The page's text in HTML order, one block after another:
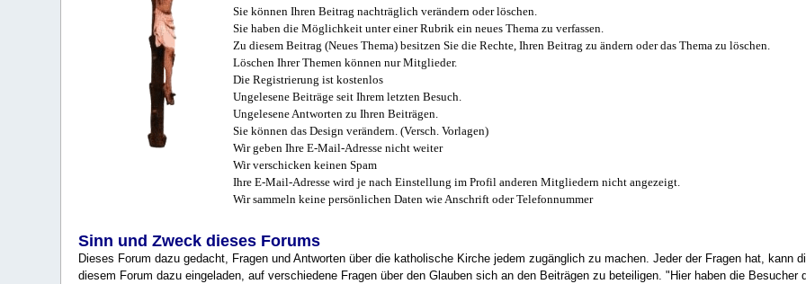
Sie können Ihren Beitrag nachträglich verändern oder löschen.
Sie haben die Möglichkeit unter einer Rubrik ein neues Thema zu verfassen.
Zu diesem Beitrag (Neues Thema) besitzen Sie die Rechte, Ihren Beitrag zu ändern oder das Thema zu löschen.
Löschen Ihrer Themen können nur Mitglieder.
Die Registrierung ist kostenlos
Ungelesene Beiträge seit Ihrem letzten Besuch.
Ungelesene Antworten zu Ihren Beiträgen.
Sie können das Design verändern. (Versch. Vorlagen)
Wir geben Ihre E-Mail-Adresse nicht weiter
Wir verschicken keinen Spam
Ihre E-Mail-Adresse wird je nach Einstellung im Profil anderen Mitgliedern nicht angezeigt.
Wir sammeln keine persönlichen Daten wie Anschrift oder Telefonnummer
Sinn und Zweck dieses Forums
Dieses Forum dazu gedacht, Fragen und Antworten über die katholische Kirche jedem zugänglich zu machen. Jeder der Fragen hat, kann
diesem Forum dazu eingeladen, auf verschiedene Fragen über den Glauben sich an den Beiträgen zu beteiligen. "Hier haben die